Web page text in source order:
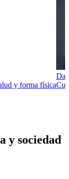
y forma física
y sociedad